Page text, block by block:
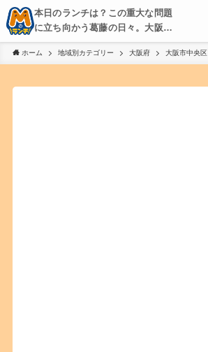
本日のランチは？この重大な問題
に立ち向かう葛藤の日々。大阪・
京都・神戸を中心とした食べ歩
き、飲み歩きを綴る。
ホーム 地域別カテゴリー 大阪府 大阪市中央区